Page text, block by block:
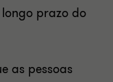
prazo do
as pessoas